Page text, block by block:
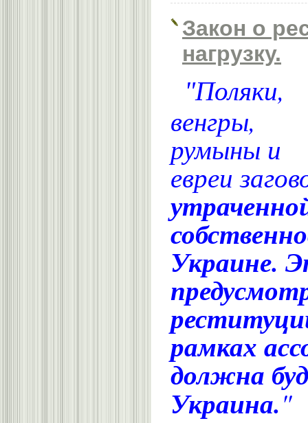
Закон о
нагрузку.
"Поляки,
венгры,
румыны и
евреи
Украине.
рамках
должна
Украина."